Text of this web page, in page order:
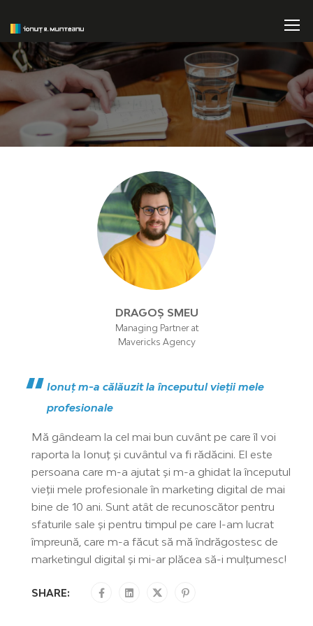
DRAGOȘ SMEU
Managing Partner at
Mavericks Agency
Ionuț m-a călăuzit la începutul vieții mele
profesionale
Mă gândeam la cel mai bun cuvânt pe care îl voi
raporta la Ionuț și cuvântul va fi rădăcini. El este
persoana care m-a ajutat și m-a ghidat la începutul
vieții mele profesionale în marketing digital de mai
bine de 10 ani. Sunt atât de recunoscător pentru
sfaturile sale și pentru timpul pe care l-am lucrat
împreună, care m-a făcut să mă îndrăgostesc de
marketingul digital și mi-ar plăcea să-i mulțumesc!
SHARE: